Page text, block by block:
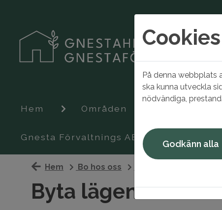
Hem Områden
Gnesta Förvaltnings AB
Hem Bo hos oss
Byta lägenhet
Cookies
På denna webbplats
ska kunna utveckla
nödvändiga,
Godkänn alla